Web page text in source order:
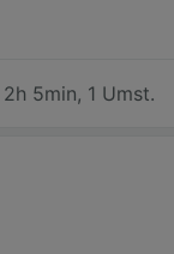
2h 5min, 1 Umst.